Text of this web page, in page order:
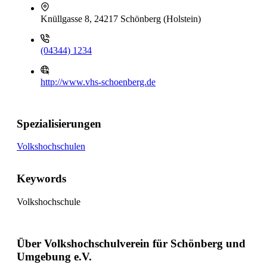
Knüllgasse 8, 24217 Schönberg (Holstein)
(04344) 1234
http://www.vhs-schoenberg.de
Spezialisierungen
Volkshochschulen
Keywords
Volkshochschule
Über Volkshochschulverein für Schönberg und
Umgebung e.V.